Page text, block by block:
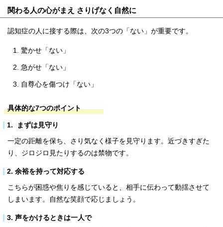
関わる人の心がまえ さりげなく自然に
認知症の人に接する際は、次の3つの「ない」が重要です。
驚かせ「ない」
急がせ「ない」
自尊心を傷つけ「ない」
具体的な7つのポイント
1. まずは見守り
一定の距離を保ち、さり気なく様子を見守ります。近づきすぎた
り、ジロジロ見たりするのは禁物です。
2. 余裕を持って対応する
こちらが困惑や焦りを感じていると、相手に伝わって動揺させて
しまいます。自然な笑顔で応じましょう。
3. 声をかけるときは一人で